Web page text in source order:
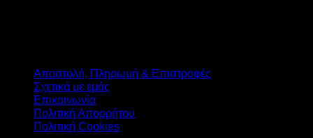
Αποστολή, Πληρωμή & Επιστροφές
Σχετικά με εμάς
Επικοινωνία
Πολιτική Απορρήτου
Πολιτική Cookies